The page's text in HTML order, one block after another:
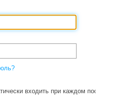
входить при каждом